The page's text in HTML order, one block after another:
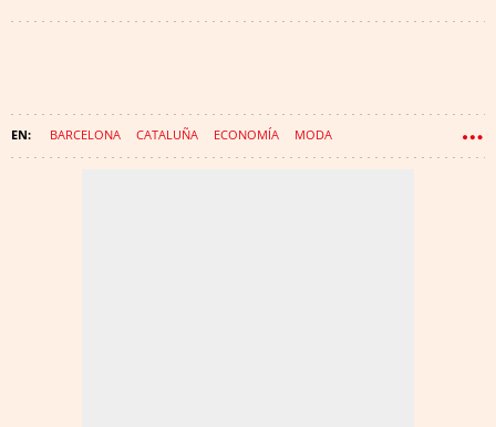
BARCELONA CATALUÑA ECONOMÍA MODA